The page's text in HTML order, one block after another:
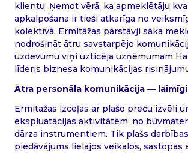
klientu. Ņemot vērā, ka apmeklētāju
apkalpošana ir tieši atkarīga no
kolektīvā, Ermitāžas pārstāvji sāka
nodrošināt ātru savstarpējo
uzdevumu viņi uzticēja uzņēmumam
līderis biznesa komunikācijas
Ātra personāla komunikācija —
Ermitažas izceļas ar plašo preču izvēli
ekspluatācijas aktivitātēm: no
dārza instrumentiem. Tik plašs
piedāvājums lielajos veikalos, sastopas